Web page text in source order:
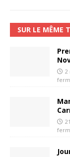
SUR LE MÊME
2